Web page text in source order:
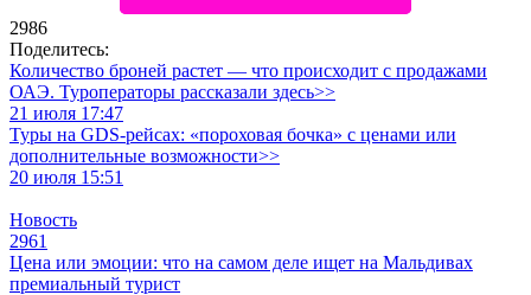
2986
Поделитесь:
Количество броней растет — что происходит с продажами
ОАЭ. Туроператоры рассказали здесь>>
21 июля 17:47
Туры на GDS-рейсах: «пороховая бочка» с ценами или
дополнительные возможности>>
20 июля 15:51
Новость
2961
Цена или эмоции: что на самом деле ищет на Мальдивах
премиальный турист